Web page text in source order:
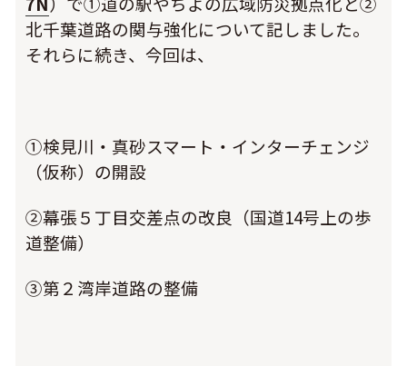
北千葉道路の関与強化について記しました。
それらに続き、今回は、
①検見川・真砂スマート・インターチェンジ
（仮称）の開設
②幕張５丁目交差点の改良（国道14号上の歩
道整備）
③第２湾岸道路の整備